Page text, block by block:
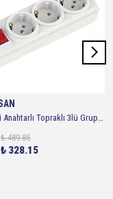
Klemensli Anahtarlı Topraklı 3lü Grup Priz - Mutlusan
₺ 489.85
₺ 328.15